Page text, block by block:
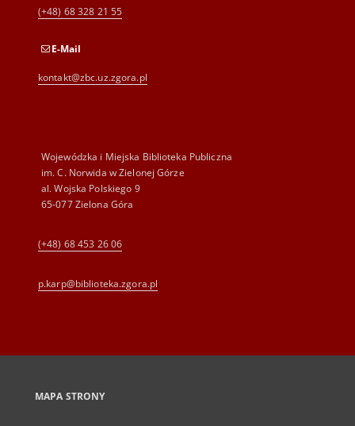
(+48) 68 328 21 55
E-Mail
kontakt@zbc.uz.zgora.pl
Wojewódzka i Miejska Biblioteka Publiczna
im. C. Norwida w Zielonej Górze
al. Wojska Polskiego 9
65-077 Zielona Góra
(+48) 68 453 26 06
p.karp@biblioteka.zgora.pl
MAPA STRONY